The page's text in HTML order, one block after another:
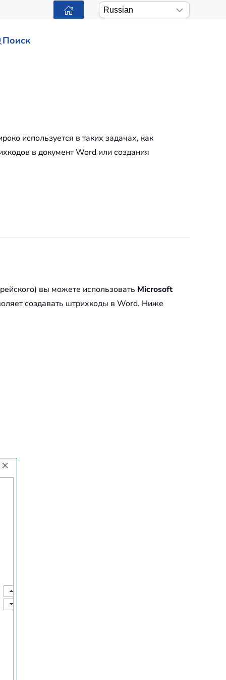
Поиск
используется в таких задачах, как
в документ Word или создания
вы можете использовать Microsoft
создавать штрихкоды в Word. Ниже